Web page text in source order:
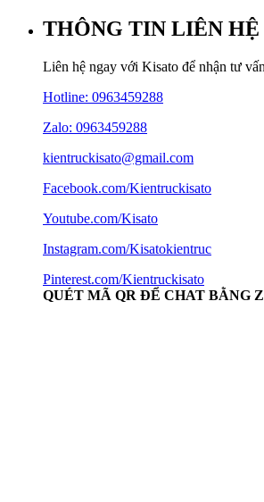
THÔNG TIN LIÊN HỆ
Liên hệ ngay với Kisato để nhận tư
Hotline: 0963459288
Zalo: 0963459288
kientruckisato@gmail.com
Facebook.com/Kientruckisato
Youtube.com/Kisato
Instagram.com/Kisatokientruc
Pinterest.com/Kientruckisato
QUÉT MÃ QR ĐỂ CHAT BẰNG